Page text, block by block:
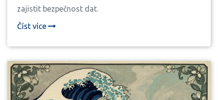
zajistit bezpečnost dat.
Číst více